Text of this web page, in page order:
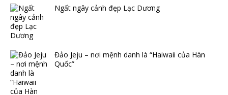
Ngất ngây cảnh đẹp Lạc Dương
Đảo Jeju – nơi mệnh danh là “Haiwaii của Hàn
Quốc”